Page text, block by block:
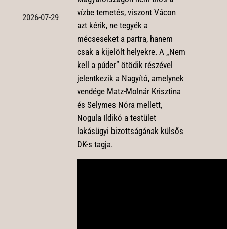
2026-07-29
vízbe temetés, viszont Vácon
azt kérik, ne tegyék a
mécseseket a partra, hanem
csak a kijelölt helyekre. A „Nem
kell a púder” ötödik részével
jelentkezik a Nagyító, amelynek
vendége Matz-Molnár Krisztina
és Selymes Nóra mellett,
Nogula Ildikó a testület
lakásügyi bizottságának külsős
DK-s tagja.